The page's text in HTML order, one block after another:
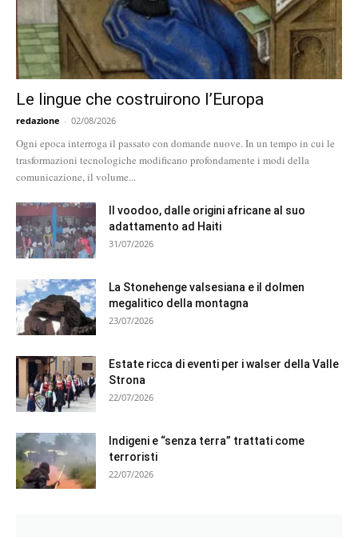
Le lingue che costruirono l’Europa
redazione - 02/08/2026
Ogni epoca interroga il passato con domande nuove. In un tempo in cui le
trasformazioni tecnologiche modificano profondamente i modi della
comunicazione, il volume...
Il voodoo, dalle origini africane al suo
adattamento ad Haiti
31/07/2026
La Stonehenge valsesiana e il dolmen
megalitico della montagna
23/07/2026
Estate ricca di eventi per i walser della Valle
Strona
22/07/2026
Indigeni e “senza terra” trattati come
terroristi
22/07/2026